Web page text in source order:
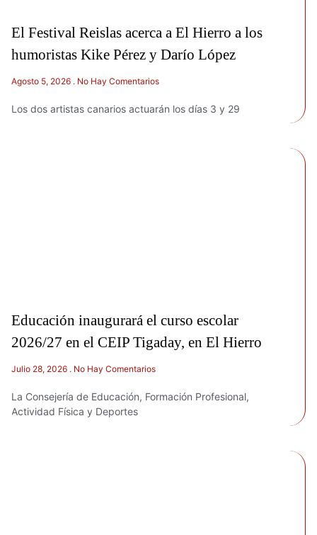
El Festival Reislas acerca a El Hierro a los
humoristas Kike Pérez y Darío López
Agosto 5, 2026 No Hay Comentarios
Los dos artistas canarios actuarán los días 3 y 29
Educación inaugurará el curso escolar
2026/27 en el CEIP Tigaday, en El Hierro
Julio 28, 2026 No Hay Comentarios
La Consejería de Educación, Formación Profesional,
Actividad Física y Deportes